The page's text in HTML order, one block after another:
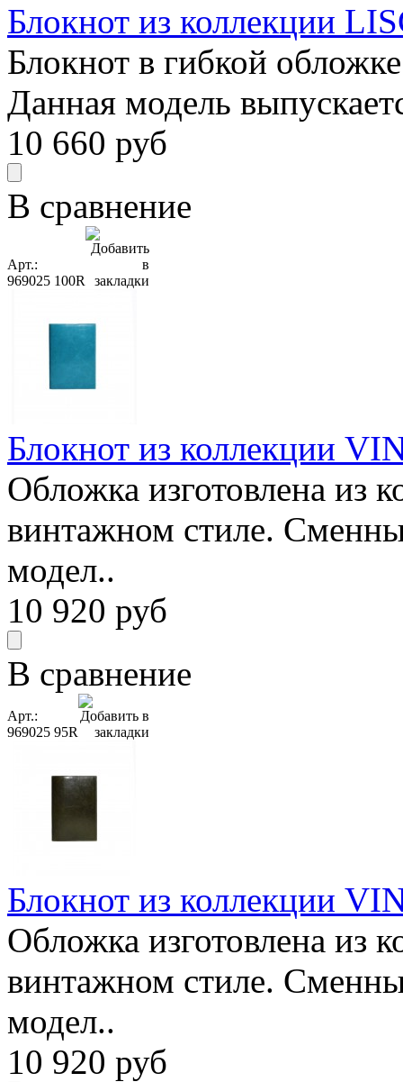
Блокнот из коллекции
Блокнот в гибкой
Данная модель
10 660 руб
В сравнение
Арт.:
969025 100R
Блокнот из коллекции
Обложка изготовлена из
винтажном стиле.
модел..
10 920 руб
В сравнение
Арт.:
969025 95R
Блокнот из коллекции
Обложка изготовлена из
винтажном стиле.
модел..
10 920 руб